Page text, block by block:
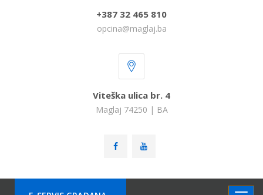
+387 32 465 810
opcina@maglaj.ba
Viteška ulica br. 4
Maglaj 74250 | BA